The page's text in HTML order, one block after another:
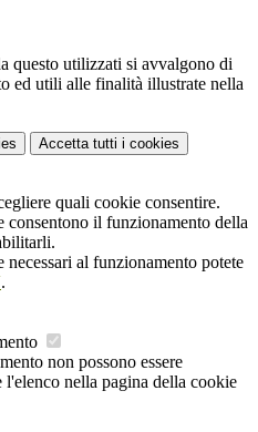
questo utilizzati si avvalgono di
ed utili alle finalità illustrate nella
Accetta tutti i cookies
quali cookie consentire.
consentono il funzionamento della
al funzionamento potete
.
non possono essere
nella pagina della cookie